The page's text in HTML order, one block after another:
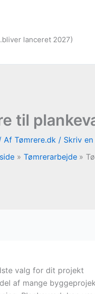
lanceret 2027)
til
Af Tømrere.dk / Skriv
Tømrerarbejde
valg for dit projekt
af mange